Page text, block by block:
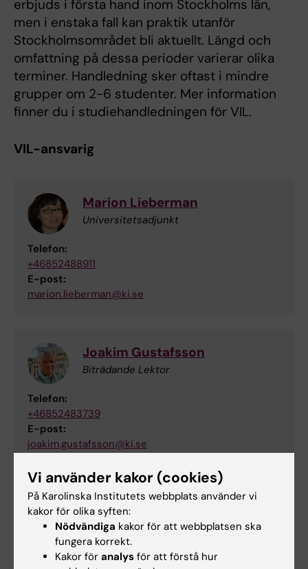
erbjuds i första hand inom Stockholms län,
men i enstaka fall kan praktik utanför
Stockholmsområdet bli aktuellt. Längd och
omfattning på dessa perioder varierar olika
terminer. Handledning sker oftast i mindre
grupper om 2-6 studenter. Mer information
finner du i studiehandledningen för VIL.
VIL-ansvarig
Marion Lieberman
Universitetsadjunkt
Telefon:
+46852488911
E-post:
marion.lieberman@ki.se
Joakim Gustafsson
Biträdande Lektor
Telefon:
+46852483739
E-post:
joakim.gustafsson@ki.se
e-Tjänstekort
eTjänstekortet innehåller information om din
tjänsteidentitet och kan användas för säker
inloggning på datorer samt inloggning till
Vi använder kakor (cookies)
På Karolinska Institutets webbplats använder vi
kakor för olika syften:
Nödvändiga kakor för att webbplatsen ska
fungera korrekt.
Kakor för analys för att förstå hur